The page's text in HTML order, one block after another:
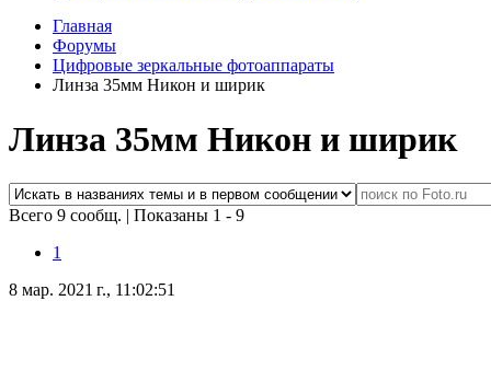
Главная
Форумы
Цифровые зеркальные фотоаппараты
Линза 35мм Никон и ширик
Линза 35мм Никон и ширик
Всего 9 сообщ. | Показаны 1 - 9
1
8 мар. 2021 г., 11:02:51